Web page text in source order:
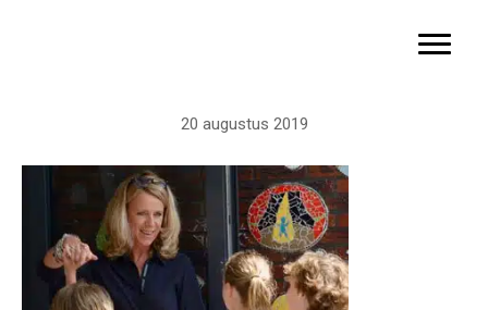
Toggle
20 augustus 2019